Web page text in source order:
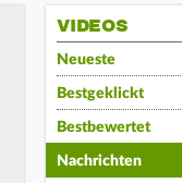
VIDEOS
Neueste
Bestgeklickt
Bestbewertet
Nachrichten